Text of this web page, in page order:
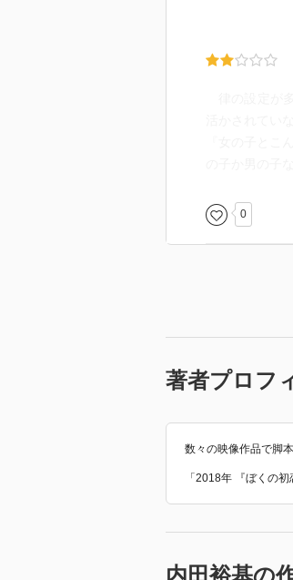
0
著者プロフ
数々の映像作品で脚
「2018年 『ぼくの
内田裕基の